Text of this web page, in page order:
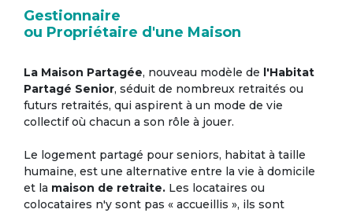
Gestionnaire
ou Propriétaire d'une Maison
La Maison Partagée, nouveau modèle de l'Habitat
Partagé Senior, séduit de nombreux retraités ou
futurs retraités, qui aspirent à un mode de vie
collectif où chacun a son rôle à jouer.
Le logement partagé pour seniors, habitat à taille
humaine, est une alternative entre la vie à domicile
et la maison de retraite. Les locataires ou
colocataires n'y sont pas « accueillis », ils sont